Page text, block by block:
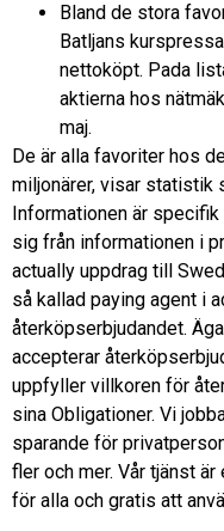
Bland de stora
Batljans
nettoköpt. Pada
aktierna hos
maj.
De är alla favoriter hos
miljonärer, visar statistik
Informationen är
sig från informationen i
actually uppdrag till
så kallad paying agent i
återköpserbjudandet.
accepterar
uppfyller villkoren för
sina Obligationer. Vi
sparande för
fler och mer. Vår tjänst
för alla och gratis att